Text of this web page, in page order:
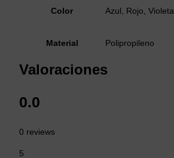
Color Azul, Rojo, Violeta
Material Polipropileno
Valoraciones
0.0
0 reviews
5